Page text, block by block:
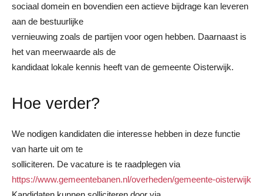
sociaal domein en bovendien een actieve bijdrage kan leveren
aan de bestuurlijke
vernieuwing zoals de partijen voor ogen hebben. Daarnaast is
het van meerwaarde als de
kandidaat lokale kennis heeft van de gemeente Oisterwijk.
Hoe verder?
We nodigen kandidaten die interesse hebben in deze functie
van harte uit om te
solliciteren. De vacature is te raadplegen via
https://www.gemeentebanen.nl/overheden/gemeente-oisterwijk